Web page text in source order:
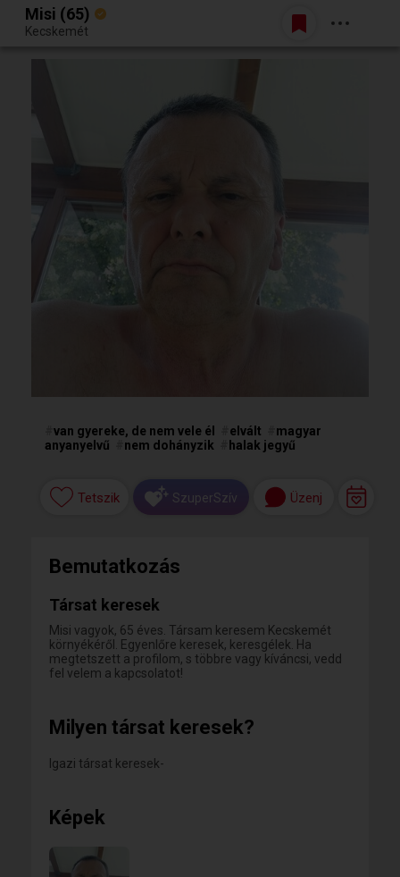
Egy jó randiból bármi lehet.
Belépés
Misi (65)
Kecskemét
van gyereke, de nem vele él elvált
magyar
anyanyelvű
nem dohányzik halak jegyű
Tetszik SzuperSzív Üzenj
Bemutatkozás
Társat keresek
Misi vagyok, 65 éves. Társam keresem Kecskemét
környékéről. Egyenlőre keresek, keresgélek. Ha
megtetszett a profilom, s többre vagy kíváncsi, vedd
fel velem a kapcsolatot!
Milyen társat keresek?
Igazi társat keresek-
Képek